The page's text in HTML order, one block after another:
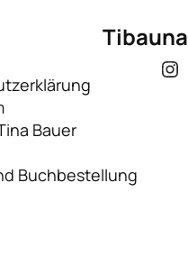
Tibauna
Bauer
Buchbestellung
Instagram